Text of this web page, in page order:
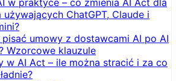
w praktyce – co zmienia AI Act dla
używających ChatGPT, Claude i
umowy z dostawcami AI po AI
Wzorcowe klauzule
w AI Act – ile można stracić i za co